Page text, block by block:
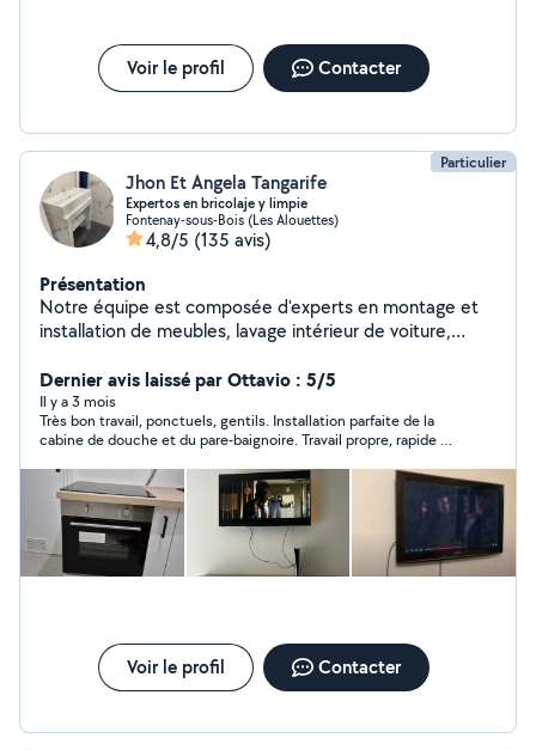
Voir le profil Contacter
Particulier
Jhon Et Angela Tangarife
Expertos en bricolaje y limpie
Fontenay-sous-Bois (Les Alouettes)
4,8/5 (135 avis)
Présentation
Notre équipe est composée d'experts en montage et
installation de meubles, lavage intérieur de voiture,
peinture, réparations à domicile et nettoyage de
maison. Nous sommes toujours attentifs aux détails lors
de chaque intervention. Contactez-nous pour avoir le
plaisir de vous assister.
Dernier avis laissé par Ottavio : 5/5
Il y a 3 mois
Très bon travail, ponctuels, gentils. Installation parfaite de la
cabine de douche et du pare-baignoire. Travail propre, rapide et
Voir le profil Contacter